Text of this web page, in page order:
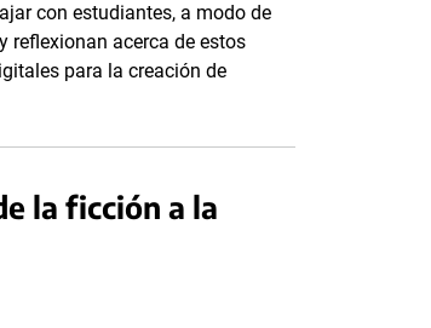
con estudiantes, a modo de
reflexionan acerca de estos
para la creación de
la ficción a la